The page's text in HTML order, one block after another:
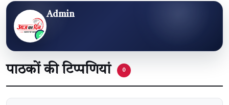
Admin
पाठकों की टिप्पणियां 0